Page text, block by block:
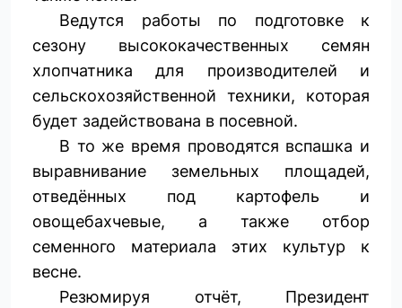
Ведутся работы по подготовке к
сезону высококачественных семян
хлопчатника для производителей и
сельскохозяйственной техники, которая
будет задействована в посевной.
В то же время проводятся вспашка и
выравнивание земельных площадей,
отведённых под картофель и
овощебахчевые, а также отбор
семенного материала этих культур к
весне.
Резюмируя отчёт, Президент